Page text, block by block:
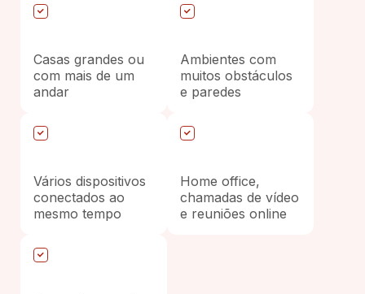
Casas grandes ou
com mais de um
andar
Ambientes com
muitos obstáculos
e paredes
Vários dispositivos
conectados ao
mesmo tempo
Home office,
chamadas de vídeo
e reuniões online